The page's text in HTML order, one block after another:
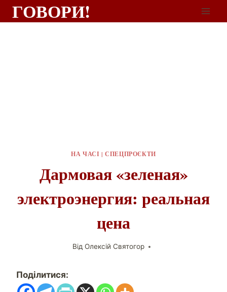
ГОВОРИ!
НА ЧАСІ |СПЕЦПРОЄКТИ
Дармовая «зеленая»
электроэнергия: реальная
цена
Від Олексій Святогор
Поділитися: